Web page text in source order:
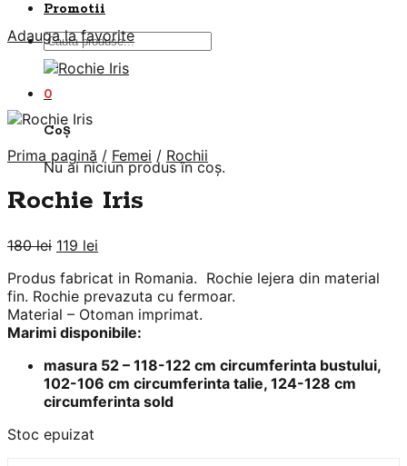
Promotii
Caută
după:
0
Coș
Nu ai niciun produs în coș.
Adauga la favorite
Prima pagină / Femei / Rochii
Rochie Iris
180lei Prețul
a
fost:
180 lei.
119 lei
este:
119 lei.
Produs fabricat in Romania. Rochie lejera din material
fin. Rochie prevazuta cu fermoar.
Material – Otoman imprimat.
Marimi disponibile:
masura 52 – 118-122 cm circumferinta bustului,
102-106 cm circumferinta talie, 124-128 cm
circumferinta sold
Stoc epuizat